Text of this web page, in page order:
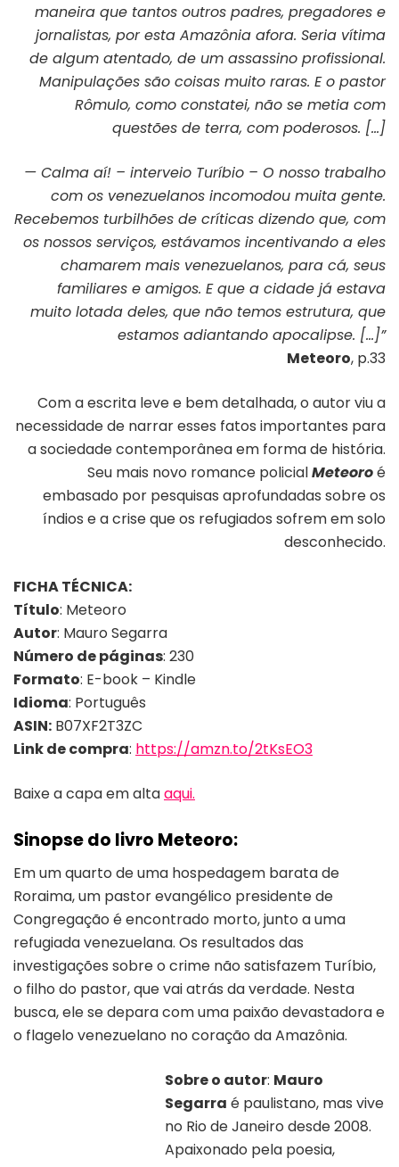
maneira que tantos outros padres, pregadores e
jornalistas, por esta Amazônia afora. Seria vítima
de algum atentado, de um assassino profissional.
Manipulações são coisas muito raras. E o pastor
Rômulo, como constatei, não se metia com
questões de terra, com poderosos. […]
— Calma aí! – interveio Turíbio – O nosso trabalho
com os venezuelanos incomodou muita gente.
Recebemos turbilhões de críticas dizendo que, com
os nossos serviços, estávamos incentivando a eles
chamarem mais venezuelanos, para cá, seus
familiares e amigos. E que a cidade já estava
muito lotada deles, que não temos estrutura, que
estamos adiantando apocalipse. […]”
Meteoro, p.33
Com a escrita leve e bem detalhada, o autor viu a
necessidade de narrar esses fatos importantes para
a sociedade contemporânea em forma de história.
Seu mais novo romance policialMeteoroé
embasado por pesquisas aprofundadas sobre os
índios e a crise que os refugiados sofrem em solo
desconhecido.
FICHA TÉCNICA:
Título: Meteoro
Autor: Mauro Segarra
Número de páginas: 230
Formato: E-book – Kindle
Idioma: Português
ASIN: B07XF2T3ZC
Link de compra: https://amzn.to/2tKsEO3
Baixe a capa em altaaqui.
Sinopse do livro Meteoro:
Em um quarto de uma hospedagem barata de
Roraima, um pastor evangélico presidente de
Congregação é encontrado morto, junto a uma
refugiada venezuelana. Os resultados das
investigações sobre o crime não satisfazem Turíbio,
o filho do pastor, que vai atrás da verdade. Nesta
busca, ele se depara com uma paixão devastadora e
o flagelo venezuelano no coração da Amazônia.
Sobre o autor: Mauro
Segarra é paulistano, mas vive
no Rio de Janeiro desde 2008.
Apaixonado pela poesia,